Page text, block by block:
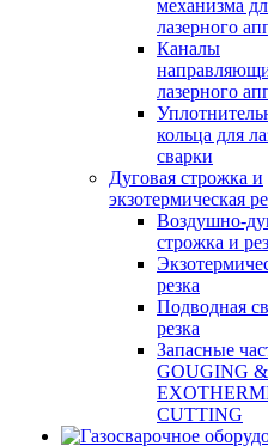
механизма
лазерного
Каналы
лазерного
кольца для
сварки
Дуговая строжка и
экзотермическая
Воздушно-
строжка и
резка
Подводная
резка
Запасные
GOUGING &
CUTTING